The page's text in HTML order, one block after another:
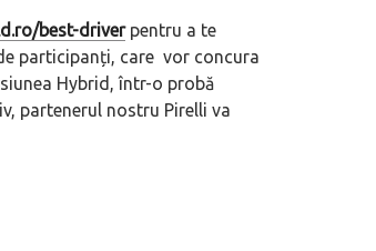
best-driverpentru a te
participanți, care vor concura
Hybrid, într-o probă
partenerul nostru Pirelli va